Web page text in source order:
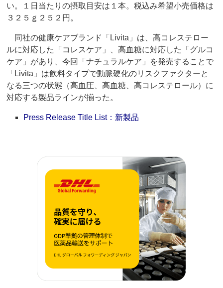
い。１日当たりの摂取目安は１本。税込み希望小売価格は
３２５ｇ２５２円。
同社の健康ケアブランド「Livita」は、高コレステロー
ルに対応した「コレスケア」、高血糖に対応した「グルコ
ケア」があり、今回「ナチュラルケア」を発売することで
「Livita」は飲料タイプで動脈硬化のリスクファクターと
なる三つの状態（高血圧、高血糖、高コレステロール）に
対応する製品ラインが揃った。
Press Release Title List：新製品